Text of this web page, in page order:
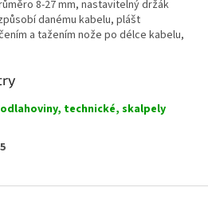
8-27 mm, nastavitelný držák
danému kabelu, plášt
a tažením nože po délce kabelu,
technické, skalpely